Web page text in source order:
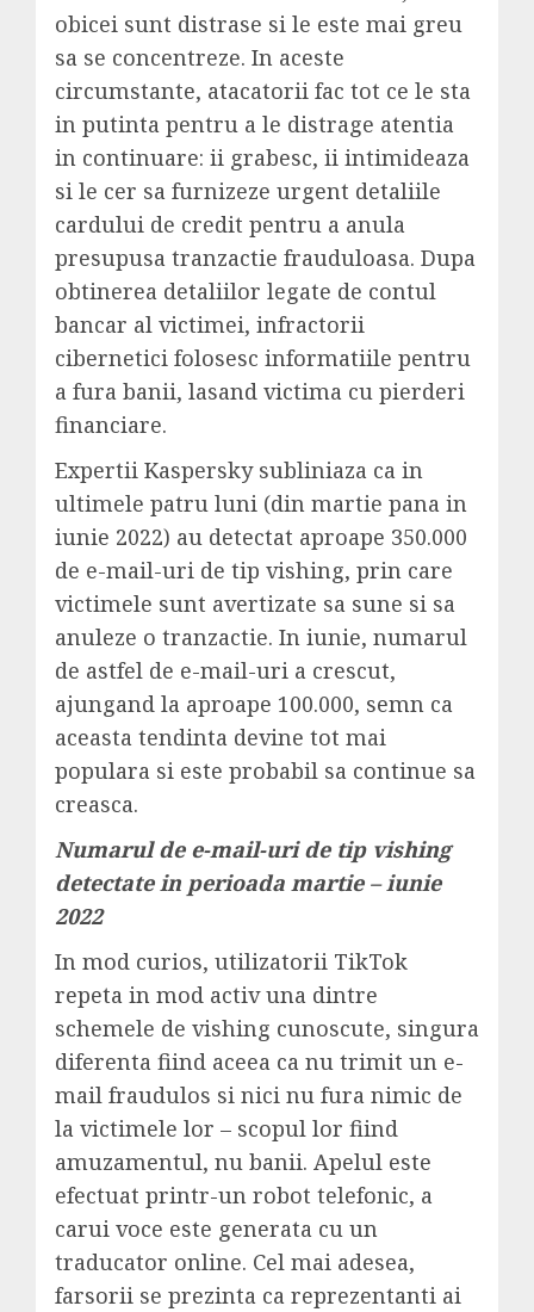
obicei sunt distrase si le este mai greu
sa se concentreze. In aceste
circumstante, atacatorii fac tot ce le sta
in putinta pentru a le distrage atentia
in continuare: ii grabesc, ii intimideaza
si le cer sa furnizeze urgent detaliile
cardului de credit pentru a anula
presupusa tranzactie frauduloasa. Dupa
obtinerea detaliilor legate de contul
bancar al victimei, infractorii
cibernetici folosesc informatiile pentru
a fura banii, lasand victima cu pierderi
financiare.
Expertii Kaspersky subliniaza ca in
ultimele patru luni (din martie pana in
iunie 2022) au detectat aproape 350.000
de e-mail-uri de tip vishing, prin care
victimele sunt avertizate sa sune si sa
anuleze o tranzactie. In iunie, numarul
de astfel de e-mail-uri a crescut,
ajungand la aproape 100.000, semn ca
aceasta tendinta devine tot mai
populara si este probabil sa continue sa
creasca.
Numarul de e-mail-uri de tip vishing
detectate in perioada martie – iunie
2022
In mod curios, utilizatorii TikTok
repeta in mod activ una dintre
schemele de vishing cunoscute, singura
diferenta fiind aceea ca nu trimit un e-
mail fraudulos si nici nu fura nimic de
la victimele lor – scopul lor fiind
amuzamentul, nu banii. Apelul este
efectuat printr-un robot telefonic, a
carui voce este generata cu un
traducator online. Cel mai adesea,
farsorii se prezinta ca reprezentanti ai